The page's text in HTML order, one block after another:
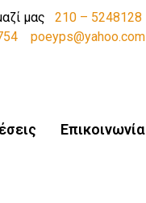
μας 210 – 5248128
poeyps@yahoo.com
Επικοινωνία